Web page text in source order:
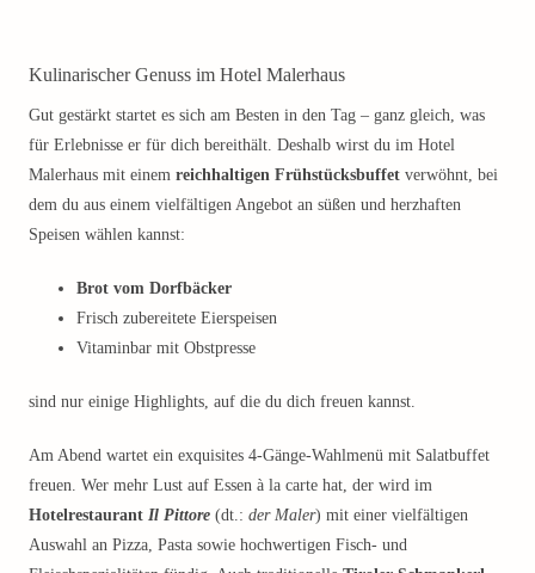
Kulinarischer Genuss im Hotel Malerhaus
Gut gestärkt startet es sich am Besten in den Tag – ganz gleich, was
für Erlebnisse er für dich bereithält. Deshalb wirst du im Hotel
Malerhaus mit einem reichhaltigen Frühstücksbuffet verwöhnt, bei
dem du aus einem vielfältigen Angebot an süßen und herzhaften
Speisen wählen kannst:
Brot vom Dorfbäcker
Frisch zubereitete Eierspeisen
Vitaminbar mit Obstpresse
sind nur einige Highlights, auf die du dich freuen kannst.
Am Abend wartet ein exquisites 4-Gänge-Wahlmenü mit Salatbuffet
freuen. Wer mehr Lust auf Essen à la carte hat, der wird im
Hotelrestaurant Il Pittore (dt.: der Maler) mit einer vielfältigen
Auswahl an Pizza, Pasta sowie hochwertigen Fisch- und